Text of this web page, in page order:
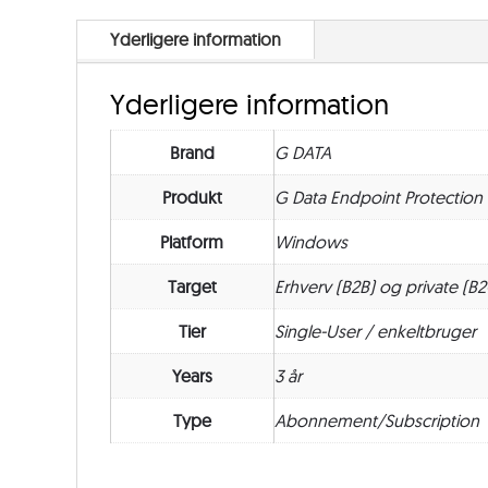
Yderligere information
Yderligere information
Brand G DATA
Produkt G Data Endpoint Protection
Platform Windows
Target Erhverv (B2B) og private
Tier Single-User / enkeltbruger
Years 3 år
Type Abonnement/Subscription